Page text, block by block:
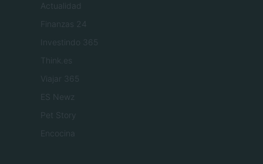
Actualidad
Finanzas 24
Investindo 365
Think.es
Viajar 365
ES Newz
Pet Story
Encocina